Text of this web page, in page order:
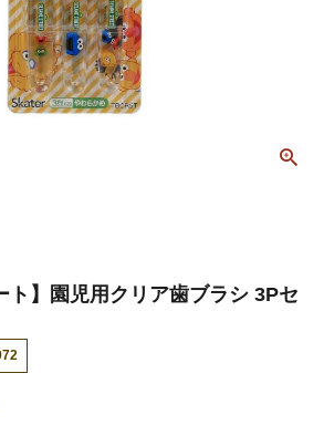
ト】園児用クリア歯ブラシ 3Pセ